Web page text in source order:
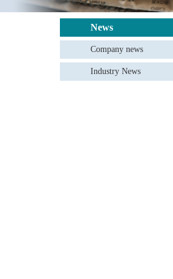
News
Company news
Industry News